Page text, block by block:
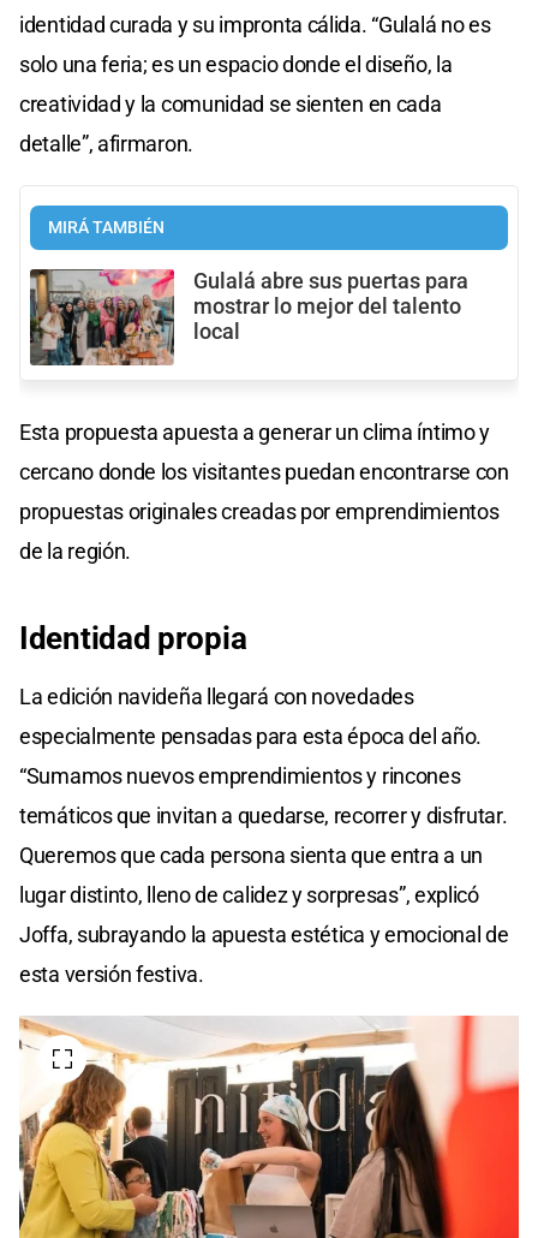
identidad curada y su impronta cálida. “Gulalá no es
solo una feria; es un espacio donde el diseño, la
creatividad y la comunidad se sienten en cada
detalle”, afirmaron.
MIRÁ TAMBIÉN
Gulalá abre sus puertas para
mostrar lo mejor del talento
local
Esta propuesta apuesta a generar un clima íntimo y
cercano donde los visitantes puedan encontrarse con
propuestas originales creadas por emprendimientos
de la región.
Identidad propia
La edición navideña llegará con novedades
especialmente pensadas para esta época del año.
“Sumamos nuevos emprendimientos y rincones
temáticos que invitan a quedarse, recorrer y disfrutar.
Queremos que cada persona sienta que entra a un
lugar distinto, lleno de calidez y sorpresas”, explicó
Joffa, subrayando la apuesta estética y emocional de
esta versión festiva.